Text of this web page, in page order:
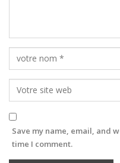
Save my name, email, and
time I comment.